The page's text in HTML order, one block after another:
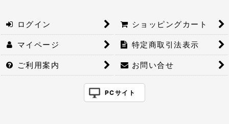
ログイン ショッピングカート
マイページ 特定商取引法表示
ご利用案内 お問い合せ
PCサイト